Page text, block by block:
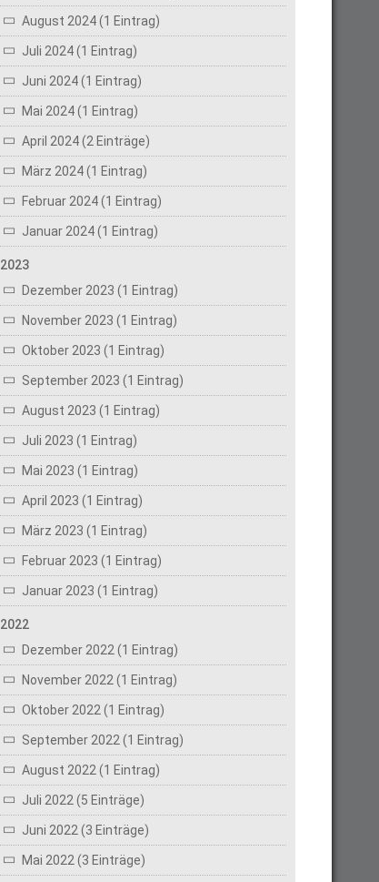
August 2024 (1 Eintrag)
Juli 2024 (1 Eintrag)
Juni 2024 (1 Eintrag)
Mai 2024 (1 Eintrag)
April 2024 (2 Einträge)
März 2024 (1 Eintrag)
Februar 2024 (1 Eintrag)
Januar 2024 (1 Eintrag)
2023
Dezember 2023 (1 Eintrag)
November 2023 (1 Eintrag)
Oktober 2023 (1 Eintrag)
September 2023 (1 Eintrag)
August 2023 (1 Eintrag)
Juli 2023 (1 Eintrag)
Mai 2023 (1 Eintrag)
April 2023 (1 Eintrag)
März 2023 (1 Eintrag)
Februar 2023 (1 Eintrag)
Januar 2023 (1 Eintrag)
2022
Dezember 2022 (1 Eintrag)
November 2022 (1 Eintrag)
Oktober 2022 (1 Eintrag)
September 2022 (1 Eintrag)
August 2022 (1 Eintrag)
Juli 2022 (5 Einträge)
Juni 2022 (3 Einträge)
Mai 2022 (3 Einträge)